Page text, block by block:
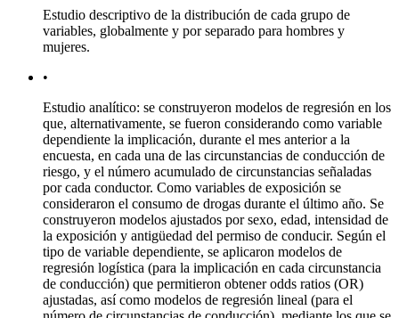
Estudio descriptivo de la distribución de cada grupo de
variables, globalmente y por separado para hombres y
mujeres.
•
Estudio analítico: se construyeron modelos de regresión en los
que, alternativamente, se fueron considerando como variable
dependiente la implicación, durante el mes anterior a la
encuesta, en cada una de las circunstancias de conducción de
riesgo, y el número acumulado de circunstancias señaladas
por cada conductor. Como variables de exposición se
consideraron el consumo de drogas durante el último año. Se
construyeron modelos ajustados por sexo, edad, intensidad de
la exposición y antigüedad del permiso de conducir. Según el
tipo de variable dependiente, se aplicaron modelos de
regresión logística (para la implicación en cada circunstancia
de conducción) que permitieron obtenerodds ratios (OR)
ajustadas, así como modelos de regresión lineal (para el